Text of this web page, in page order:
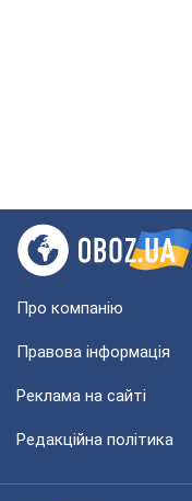
Про компанію
Правова інформація
Реклама на сайті
Редакційна політика